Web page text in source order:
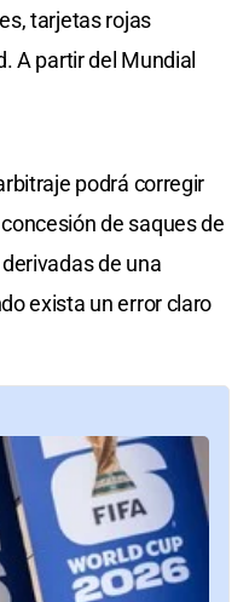
tarjetas rojas
A partir del Mundial
podrá corregir
de saques de
de una
exista un error claro